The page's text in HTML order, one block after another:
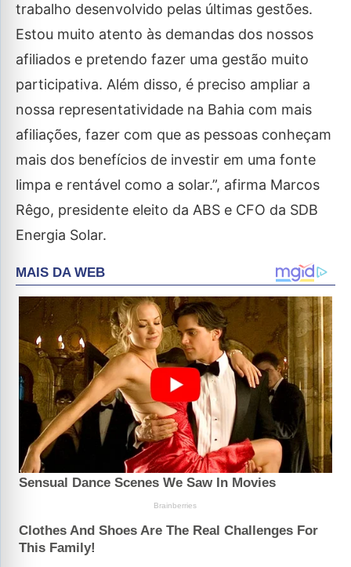
trabalho desenvolvido pelas últimas gestões.
Estou muito atento às demandas dos nossos
afiliados e pretendo fazer uma gestão muito
participativa. Além disso, é preciso ampliar a
nossa representatividade na Bahia com mais
afiliações, fazer com que as pessoas conheçam
mais dos benefícios de investir em uma fonte
limpa e rentável como a solar.”, afirma Marcos
Rêgo, presidente eleito da ABS e CFO da SDB
Energia Solar.